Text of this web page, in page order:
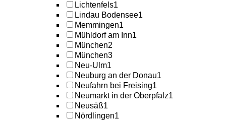
Lichtenfels1
Lindau Bodensee1
Memmingen1
Mühldorf am Inn1
München2
München3
Neu-Ulm1
Neuburg an der Donau1
Neufahrn bei Freising1
Neumarkt in der Oberpfalz1
Neusäß1
Nördlingen1